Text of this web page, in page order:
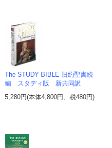
The STUDY BIBLE 旧約聖書続
編 スタディ版 新共同訳
5,280円(本体4,800円、税480円)